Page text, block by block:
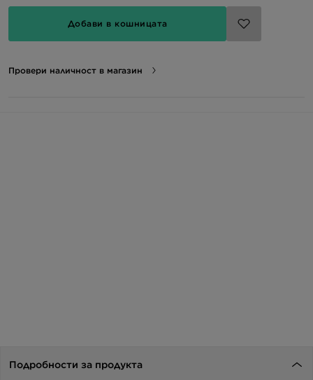
Добави в кошницата
Провери наличност в магазин
Подробности за продукта